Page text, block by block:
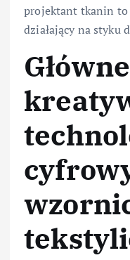
projektant tkanin to
działający na